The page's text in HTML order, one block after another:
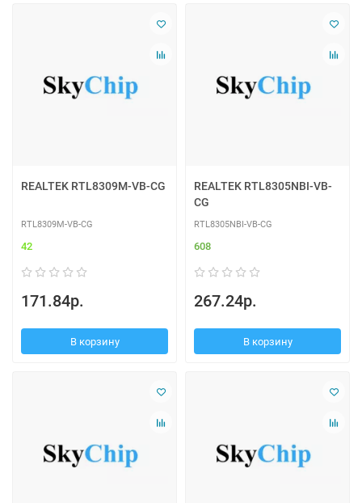
REALTEK RTL8309M-VB-CG
RTL8309M-VB-CG
42
171.84р.
В корзину
REALTEK RTL8305NBI-VB-
CG
RTL8305NBI-VB-CG
608
267.24р.
В корзину